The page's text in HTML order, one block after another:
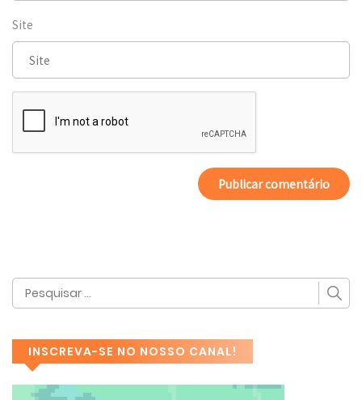
Site
INSCREVA-SE NO NOSSO CANAL!